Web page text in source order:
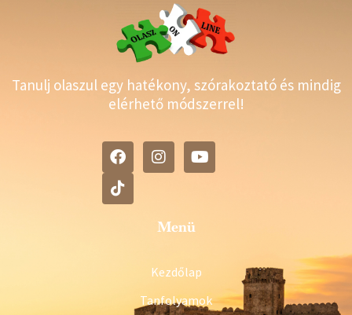
Tanulj olaszul egy hatékony, szórakoztató és mindig
elérhető módszerrel!
Menü
Kezdőlap
Tanfolyamok